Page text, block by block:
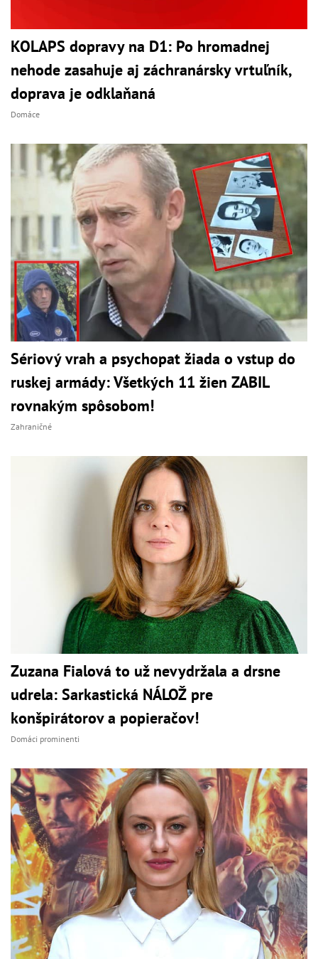
KOLAPS dopravy na D1: Po hromadnej
nehode zasahuje aj záchranársky vrtuľník,
doprava je odklaňaná
Domáce
Sériový vrah a psychopat žiada o vstup do
ruskej armády: Všetkých 11 žien ZABIL
rovnakým spôsobom!
Zahraničné
Zuzana Fialová to už nevydržala a drsne
udrela: Sarkastická NÁLOŽ pre
konšpirátorov a popieračov!
Domáci prominenti